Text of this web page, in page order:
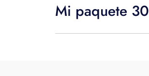
Mi paquete 30